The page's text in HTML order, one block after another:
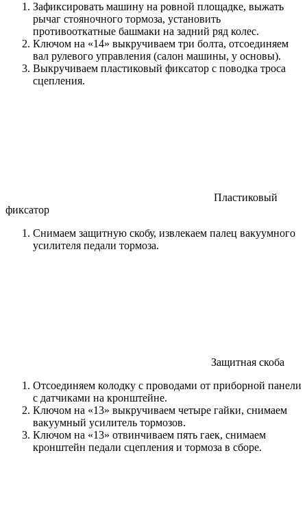
Зафиксировать машину на ровной площадке, выжать
рычаг стояночного тормоза, установить
противооткатные башмаки на задний ряд колес.
Ключом на «14» выкручиваем три болта, отсоединяем
вал рулевого управления (салон машины, у основы).
Выкручиваем пластиковый фиксатор с поводка троса
сцепления.
Пластиковый
фиксатор
Снимаем защитную скобу, извлекаем палец вакуумного
усилителя педали тормоза.
Защитная скоба
Отсоединяем колодку с проводами от приборной панели
с датчиками на кронштейне.
Ключом на «13» выкручиваем четыре гайки, снимаем
вакуумный усилитель тормозов.
Ключом на «13» отвинчиваем пять гаек, снимаем
кронштейн педали сцепления и тормоза в сборе.